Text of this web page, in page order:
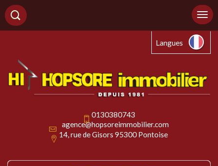
Langues
0130380743
agence@hopsoreimmobilier.com
14, rue de Gisors 95300 Pontoise